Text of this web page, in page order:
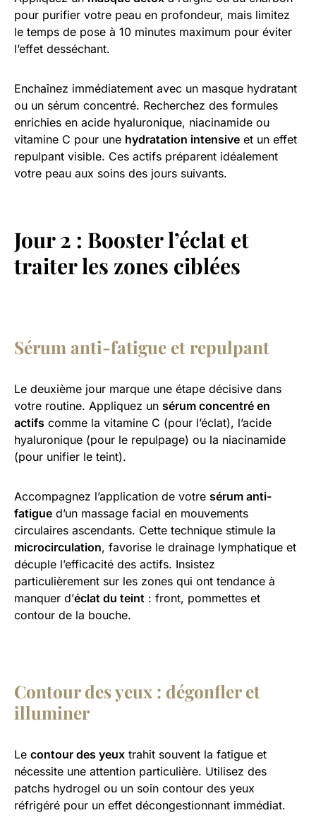
pour purifier votre peau en profondeur, mais limitez
le temps de pose à 10 minutes maximum pour éviter
l’effet desséchant.
Enchaînez immédiatement avec un masque hydratant
ou un sérum concentré. Recherchez des formules
enrichies en acide hyaluronique, niacinamide ou
vitamine C pour une hydratation intensive et un effet
repulpant visible. Ces actifs préparent idéalement
votre peau aux soins des jours suivants.
Jour 2 : Booster l’éclat et
traiter les zones ciblées
Sérum anti-fatigue et repulpant
Le deuxième jour marque une étape décisive dans
votre routine. Appliquez un sérum concentré en
actifs comme la vitamine C (pour l’éclat), l’acide
hyaluronique (pour le repulpage) ou la niacinamide
(pour unifier le teint).
Accompagnez l’application de votre sérum anti-
fatigue d’un massage facial en mouvements
circulaires ascendants. Cette technique stimule la
microcirculation, favorise le drainage lymphatique et
décuple l’efficacité des actifs. Insistez
particulièrement sur les zones qui ont tendance à
manquer d’éclat du teint : front, pommettes et
contour de la bouche.
Contour des yeux : dégonfler et
illuminer
Le contour des yeux trahit souvent la fatigue et
nécessite une attention particulière. Utilisez des
patchs hydrogel ou un soin contour des yeux
réfrigéré pour un effet décongestionnant immédiat.